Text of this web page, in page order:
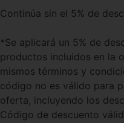
Continúa sin el 5% de
*Se aplicará un 5% de
productos incluidos en la
mismos términos y
código no es válido para
oferta, incluyendo los
Código de descuento